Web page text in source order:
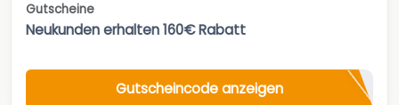
Gutscheine
Neukunden erhalten 160€ Rabatt
Gutscheincode anzeigen